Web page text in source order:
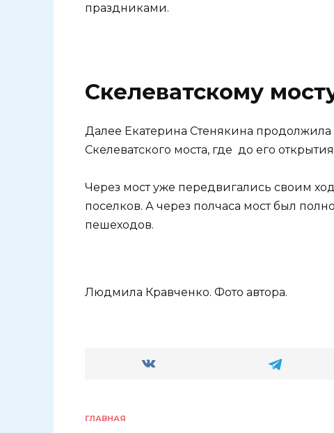
праздниками.
Скелеватскому
Далее Екатерина Стенякина
Скелеватского моста, где до его
Через мост уже передвигались своим
поселков. А через полчаса мост был
пешеходов.
Людмила Кравченко. Фото автора.
ГЛАВНАЯ